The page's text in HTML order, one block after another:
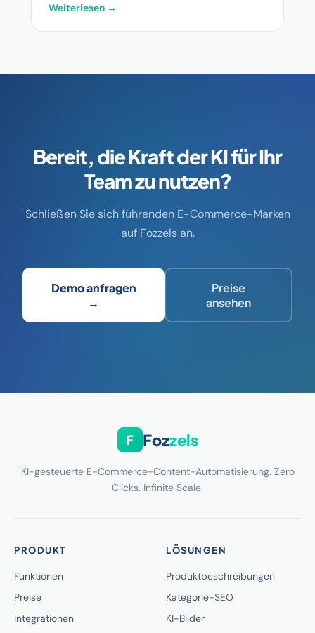
Weiterlesen →
Bereit, die Kraft der KI für Ihr
Team zu nutzen?
Schließen Sie sich führenden E-Commerce-Marken
auf Fozzels an.
Demo anfragen
→
Preise
ansehen
F Fozzels
KI-gesteuerte E-Commerce-Content-Automatisierung. Zero
Clicks. Infinite Scale.
PRODUKT
Funktionen
Preise
Integrationen
LÖSUNGEN
Produktbeschreibungen
Kategorie-SEO
KI-Bilder